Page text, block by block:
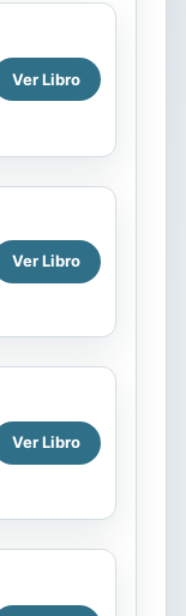
Ver Libro
Ver Libro
Ver Libro